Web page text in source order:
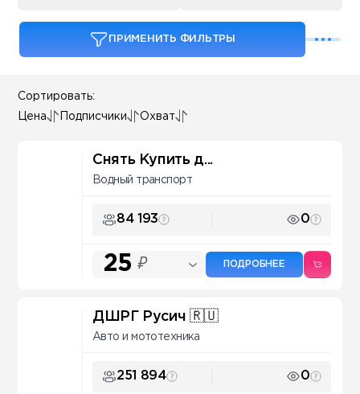
ПРИМЕНИТЬ ФИЛЬТРЫ
Сортировать:
Цена Подписчики Охват
Снять Купить д...
Водный транспорт
84 193 0
25 ₽ ПОДРОБНЕЕ
ДШРГ Русич 🇷🇺
Авто и мототехника
251 894 0